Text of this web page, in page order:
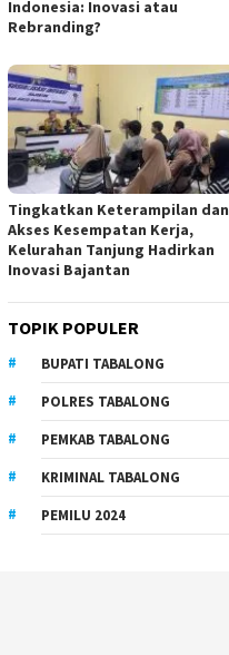
Indonesia: Inovasi atau
Rebranding?
Tingkatkan Keterampilan dan
Akses Kesempatan Kerja,
Kelurahan Tanjung Hadirkan
Inovasi Bajantan
TOPIK POPULER
BUPATI TABALONG
POLRES TABALONG
PEMKAB TABALONG
KRIMINAL TABALONG
PEMILU 2024